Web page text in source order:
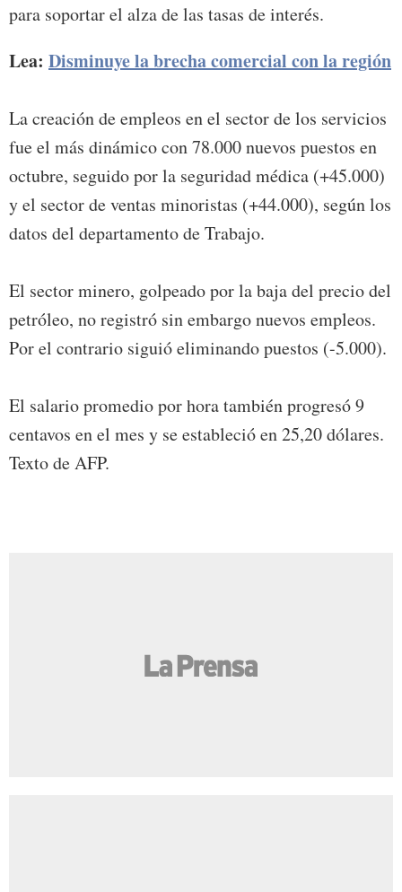
para soportar el alza de las tasas de interés.
Lea: Disminuye la brecha comercial con la región
La creación de empleos en el sector de los servicios
fue el más dinámico con 78.000 nuevos puestos en
octubre, seguido por la seguridad médica (+45.000)
y el sector de ventas minoristas (+44.000), según los
datos del departamento de Trabajo.
El sector minero, golpeado por la baja del precio del
petróleo, no registró sin embargo nuevos empleos.
Por el contrario siguió eliminando puestos (-5.000).
El salario promedio por hora también progresó 9
centavos en el mes y se estableció en 25,20 dólares.
Texto de AFP.